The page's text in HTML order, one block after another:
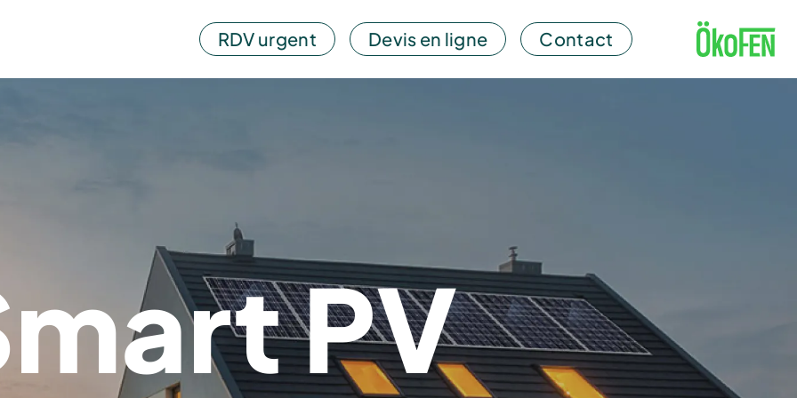
RDV urgent Devis en ligne Contact
PV